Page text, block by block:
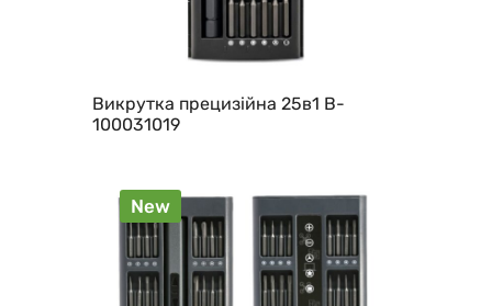
Викрутка прецизійна 25в1 B-
100031019
New